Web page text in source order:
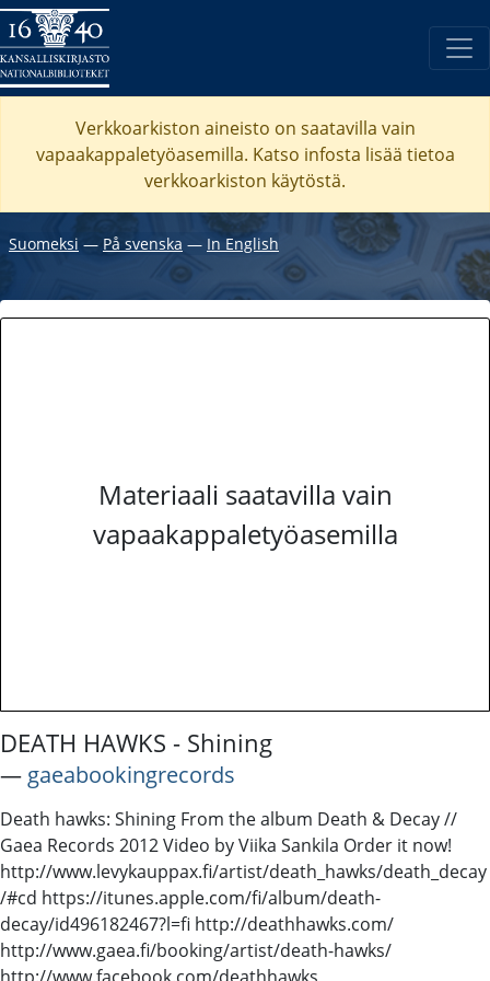
Verkkoarkiston aineisto on saatavilla vain
vapaakappaletyöasemilla. Katso infosta lisää tietoa
verkkoarkiston käytöstä.
Suomeksi ― På svenska ― In English
Materiaali saatavilla vain
vapaakappaletyöasemilla
DEATH HAWKS - Shining
― gaeabookingrecords
Death hawks: Shining From the album Death & Decay //
Gaea Records 2012 Video by Viika Sankila Order it now!
http://www.levykauppax.fi/artist/death_hawks/death_decay
/#cd https://itunes.apple.com/fi/album/death-
decay/id496182467?l=fi http://deathhawks.com/
http://www.gaea.fi/booking/artist/death-hawks/